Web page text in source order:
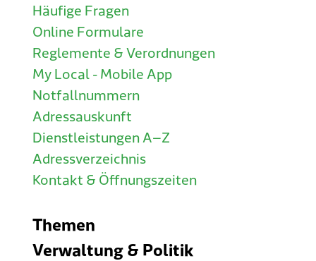
Häufige Fragen
Online Formulare
Reglemente & Verordnungen
My Local - Mobile App
Notfallnummern
Adressauskunft
Dienstleistungen A–Z
Adressverzeichnis
Kontakt & Öffnungszeiten
Themen
Verwaltung & Politik